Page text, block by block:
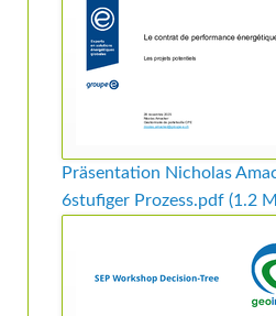
Präsentation Nicholas
6stufiger Prozess.pdf (1.2